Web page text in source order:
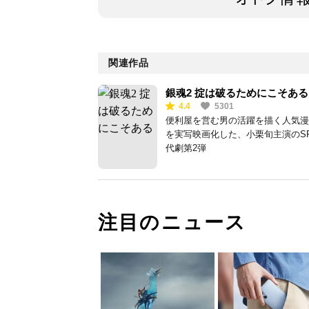
関連作品
銀魂2 掟は破るためにこそある
4.4 5301
便利屋を営む男の活躍を描く人気
を実写映画化した、小栗旬主演の
代劇第2弾
注目のニュース